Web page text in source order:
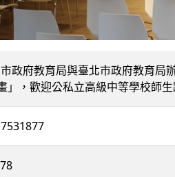
政府教育局與臺北市政府教育
」，歡迎公私立高級中等學校師
7531877